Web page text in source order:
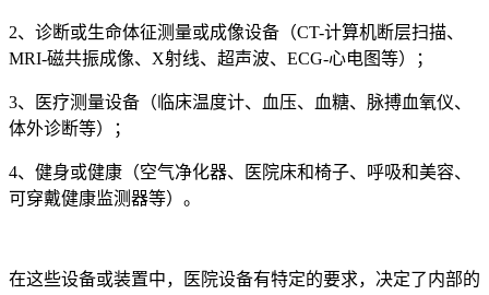
2、诊断或生命体征测量或成像设备（CT-计算机断层扫描、
MRI-磁共振成像、X射线、超声波、ECG-心电图等）；
3、医疗测量设备（临床温度计、血压、血糖、脉搏血氧仪、
体外诊断等）；
4、健身或健康（空气净化器、医院床和椅子、呼吸和美容、
可穿戴健康监测器等）。
在这些设备或装置中，医院设备有特定的要求，决定了内部的